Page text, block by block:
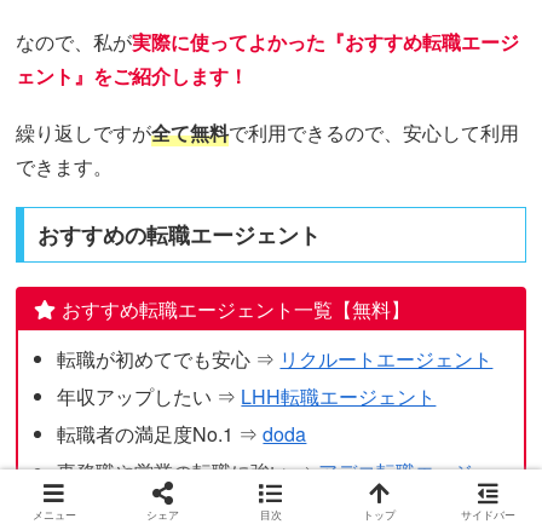
なので、私が実際に使ってよかった『おすすめ転職エージ
ェント』をご紹介します！
繰り返しですが全て無料で利用できるので、安心して利用
できます。
おすすめの転職エージェント
おすすめ転職エージェント一覧【無料】
転職が初めてでも安心 ⇒ リクルートエージェント
年収アップしたい ⇒ LHH転職エージェント
転職者の満足度No.1 ⇒doda
事務職や営業の転職に強い ⇒アデコ転職エージェ
ント
メニュー シェア 目次 トップ サイドバー